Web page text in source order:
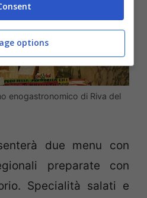
enogastronomico di Riva del
due menu con
preparate con
Specialità salati e
options